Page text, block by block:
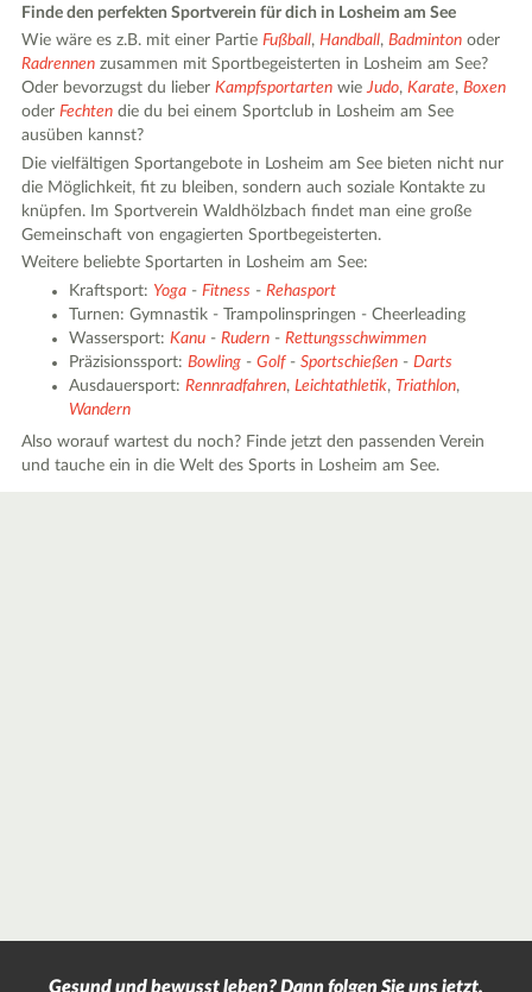
Finde den perfekten Sportverein für dich in Losheim am See
Wie wäre es z.B. mit einer PartieFußball,Handball,Badminton oder
Radrennen zusammen mit Sportbegeisterten in Losheim am See?
Oder bevorzugst du lieberKampfsportarten wieJudo,Karate,Boxen
oderFechten die du bei einem Sportclub in Losheim am See
ausüben kannst?
Die vielfältigen Sportangebote in Losheim am See bieten nicht nur
die Möglichkeit, fit zu bleiben, sondern auch soziale Kontakte zu
knüpfen. Im Sportverein Waldhölzbach findet man eine große
Gemeinschaft von engagierten Sportbegeisterten.
Weitere beliebte Sportarten in Losheim am See:
Kraftsport: Yoga -Fitness -Rehasport
Turnen: Gymnastik - Trampolinspringen - Cheerleading
Wassersport:Kanu -Rudern -Rettungsschwimmen
Präzisionssport:Bowling -Golf-Sportschießen -Darts
Ausdauersport:Rennradfahren,Leichtathletik,Triathlon,
Wandern
Also worauf wartest du noch? Finde jetzt den passenden Verein
und tauche ein in die Welt des Sports in Losheim am See.
Gesund und bewusst leben? Dann folgen Sie uns jetzt.